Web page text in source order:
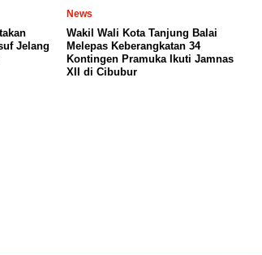
Jelang
News
Wakil Wali Kota Tanjung Balai
Melepas Keberangkatan 34
Kontingen Pramuka Ikuti Jamnas
XII di Cibubur